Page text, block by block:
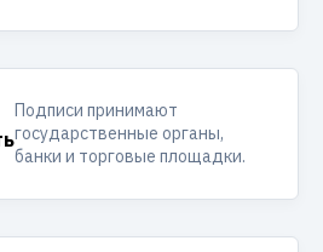
Подписи принимают
государственные органы,
банки и торговые площадки.